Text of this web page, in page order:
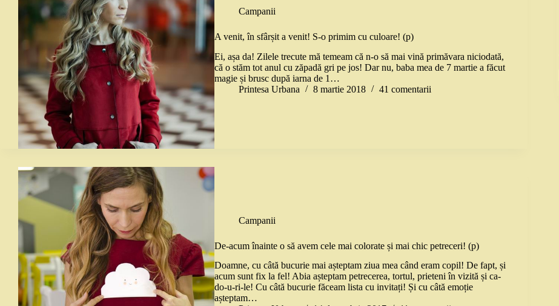
Campanii
A venit, în sfârșit a venit! S-o primim cu culoare! (p)
Ei, așa da! Zilele trecute mă temeam că n-o să mai vină primăvara niciodată,
că o stăm tot anul cu zăpadă gri pe jos! Dar nu, baba mea de 7 martie a făcut
magie și brusc după iarna de 1…
Printesa Urbana
8 martie 2018 41 comentarii
Campanii
De-acum înainte o să avem cele mai colorate și mai chic petreceri! (p)
Doamne, cu câtă bucurie mai așteptam ziua mea când eram copil! De fapt, și
acum sunt fix la fel! Abia așteptam petrecerea, tortul, prieteni în vizită și ca-
do-u-ri-le! Cu câtă bucurie făceam lista cu invitați! Și cu câtă emoție
așteptam…